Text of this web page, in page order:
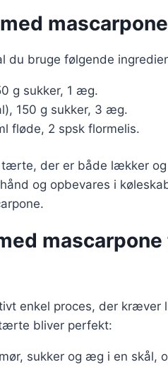
mascarpone
du bruge følgende
g sukker, 1 æg.
150 g sukker, 3 æg.
fløde, 2 spsk flormelis.
tærte, der er både lækker og
og opbevares i
enkel proces, der kræver
bliver perfekt:
sukker og æg i en skål,